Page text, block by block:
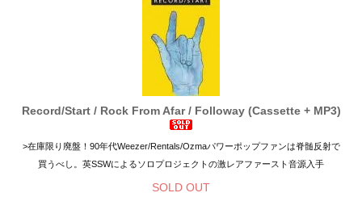
Record/Start / Rock From Afar / Followay (Cassette + MP3)
>在庫限り廃盤！90年代Weezer/Rentals/Ozmaパワーポップファンは脊髄反射で
買うべし。英SSWによるソロプロジェクトの激レアファースト音源入手
SOLD OUT